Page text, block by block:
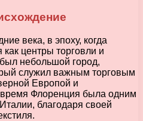
века, в эпоху, когда
как центры торговли и
небольшой город,
служил важным торговым
Европой и
Флоренция была одним
благодаря своей